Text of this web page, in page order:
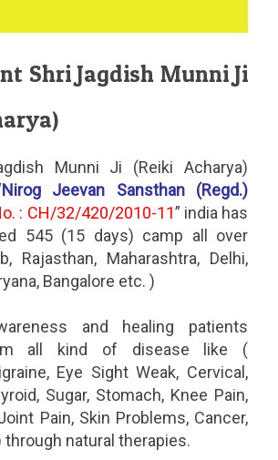
Shri Jagdish Munni Ji
Munni Ji (Reiki Acharya)
Nirog Jeevan Sansthan (Regd.)
: CH/32/420/2010-11” india has
545 (15 days) camp all over
Rajasthan, Maharashtra, Delhi,
Bangalore etc. )
and healing patients
all kind of disease like (
Eye Sight Weak, Cervical,
Sugar, Stomach, Knee Pain,
Pain, Skin Problems, Cancer,
through natural therapies.